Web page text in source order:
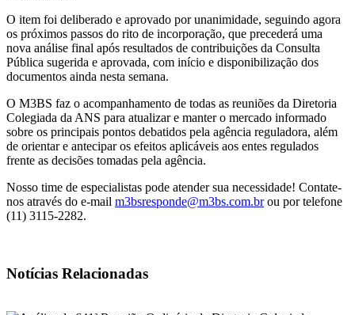
O item foi deliberado e aprovado por unanimidade, seguindo agora
os próximos passos do rito de incorporação, que precederá uma
nova análise final após resultados de contribuições da Consulta
Pública sugerida e aprovada, com início e disponibilização dos
documentos ainda nesta semana.
O M3BS faz o acompanhamento de todas as reuniões da Diretoria
Colegiada da ANS para atualizar e manter o mercado informado
sobre os principais pontos debatidos pela agência reguladora, além
de orientar e antecipar os efeitos aplicáveis aos entes regulados
frente as decisões tomadas pela agência.
Nosso time de especialistas pode atender sua necessidade! Contate-
nos através do e-mail m3bsresponde@m3bs.com.brou por telefone
(11) 3115-2282.
Notícias Relacionadas